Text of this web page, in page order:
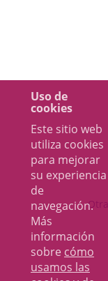
Uso de
cookies
Este sitio web
utiliza cookies
para mejorar
su experiencia
de
navegación.
Más
información
sobre cómo
usamos las